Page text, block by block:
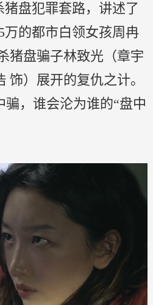
猪盘犯罪套路，讲述了
万的都市白领女孩周冉
猪盘骗子林致光（章宇
饰）展开的复仇之计。
，谁会沦为谁的“盘中